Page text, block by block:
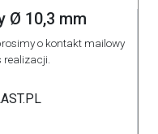
Ø 10,3 mm
o kontakt mailowy